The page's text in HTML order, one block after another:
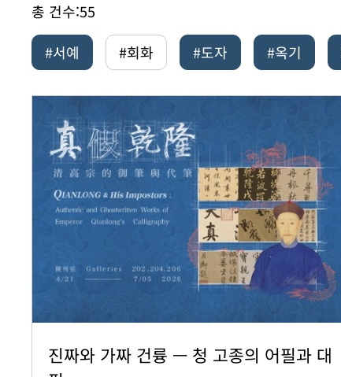
총 건수:55
#서예
#회화 #도자 #옥기
진짜와 가짜 건륭 — 청 고종의 어필과 대